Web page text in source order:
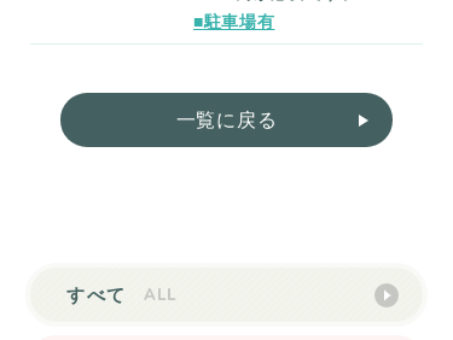
■駐車場有
一覧に戻る
ALL
すべて